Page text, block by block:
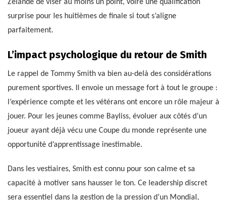
Zélande de viser au moins un point, voire une qualification
surprise pour les huitièmes de finale si tout s’aligne
parfaitement.
L’impact psychologique du retour de Smith
Le rappel de Tommy Smith va bien au-delà des considérations
purement sportives. Il envoie un message fort à tout le groupe :
l’expérience compte et les vétérans ont encore un rôle majeur à
jouer. Pour les jeunes comme Bayliss, évoluer aux côtés d’un
joueur ayant déjà vécu une Coupe du monde représente une
opportunité d’apprentissage inestimable.
Dans les vestiaires, Smith est connu pour son calme et sa
capacité à motiver sans hausser le ton. Ce leadership discret
sera essentiel dans la gestion de la pression d’un Mondial,